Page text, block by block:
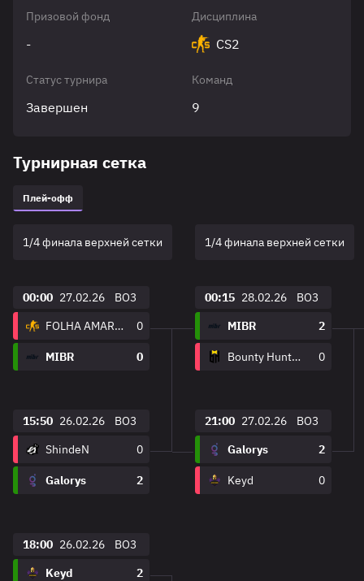
Призовой фонд
-
Дисциплина
CS2
Статус турнира
Завершен
Команд
9
Турнирная сетка
Плей-офф
1/4 финала верхней сетки
00:00 27.02.26
BO3
FOLHA AMARELA
0
MIBR 0
15:50 26.02.26
BO3
ShindeN
0
Galorys 2
18:00 26.02.26
BO3
Keyd
2
1/4 финала верхней сетки
00:15 28.02.26
BO3
MIBR
2
Bounty Hunters Esports 0
21:00 27.02.26
BO3
Galorys
2
Keyd 0